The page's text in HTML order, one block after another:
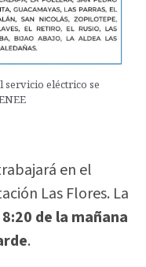
servicio eléctrico se
en el
Las Flores. La
8:20 de la mañana
.